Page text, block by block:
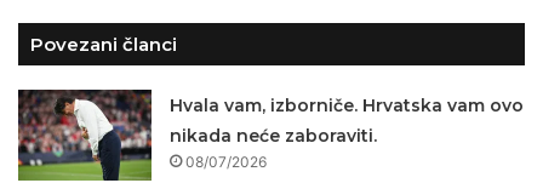
Povezani članci
Hvala vam, izborniče. Hrvatska vam ovo
nikada neće zaboraviti.
08/07/2026